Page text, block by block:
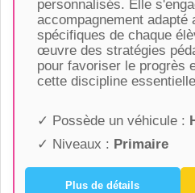
personnalisés. Elle
accompagnement adapté
spécifiques de chaque
œuvre des stratégies
pour favoriser le progrès
cette discipline
✓ Possède un véhicule :
✓ Niveaux : Primaire
Plus de détails